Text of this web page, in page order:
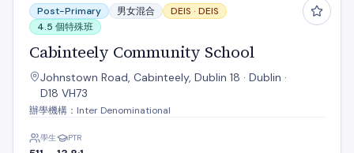
Post-Primary 男女混合 DEIS · DEIS
4.5 個特殊班
Cabinteely Community School
Johnstown Road, Cabinteely, Dublin 18 · Dublin ·
D18 VH73
辦學機構：Inter Denominational
學生 PTR